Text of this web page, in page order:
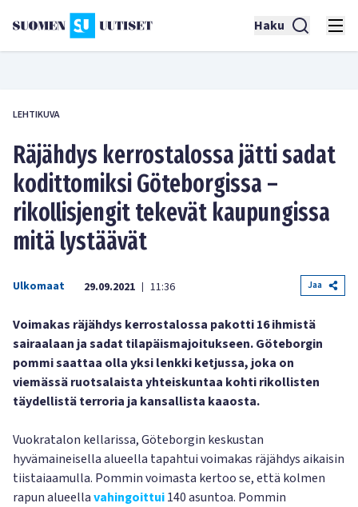
Haku
LEHTIKUVA
Räjähdys kerrostalossa jätti sadat
kodittomiksi Göteborgissa –
rikollisjengit tekevät kaupungissa
mitä lystäävät
Ulkomaat 29.09.2021 | 11:36 Jaa
Voimakas räjähdys kerrostalossa pakotti 16 ihmistä
sairaalaan ja sadat tilapäismajoitukseen. Göteborgin
pommi saattaa olla yksi lenkki ketjussa, joka on
viemässä ruotsalaista yhteiskuntaa kohti rikollisten
täydellistä terroria ja kansallista kaaosta.
Vuokratalon kellarissa, Göteborgin keskustan
hyvämaineisella alueella tapahtui voimakas räjähdys aikaisin
tiistaiaamulla. Pommin voimasta kertoo se, että kolmen
rapun alueellavahingoittui140 asuntoa. Pommin